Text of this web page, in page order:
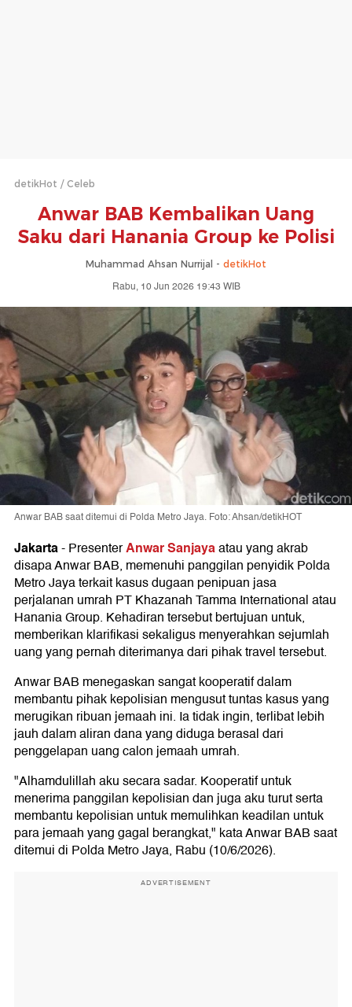
detikHot Celeb
Anwar BAB Kembalikan Uang
Saku dari Hanania Group ke Polisi
Muhammad Ahsan Nurrijal - detikHot
Rabu, 10 Jun 2026 19:43 WIB
Anwar BAB saat ditemui di Polda Metro Jaya. Foto: Ahsan/detikHOT
Jakarta-PresenterAnwar Sanjayaatau yang akrab
disapa Anwar BAB, memenuhi panggilan penyidik Polda
Metro Jaya terkait kasus dugaan penipuan jasa
perjalanan umrah PT Khazanah Tamma International atau
Hanania Group. Kehadiran tersebut bertujuan untuk,
memberikan klarifikasi sekaligus menyerahkan sejumlah
uang yang pernah diterimanya dari pihak travel tersebut.
Anwar BAB menegaskan sangat kooperatif dalam
membantu pihak kepolisian mengusut tuntas kasus yang
merugikan ribuan jemaah ini. Ia tidak ingin, terlibat lebih
jauh dalam aliran dana yang diduga berasal dari
penggelapan uang calon jemaah umrah.
"Alhamdulillah aku secara sadar. Kooperatif untuk
menerima panggilan kepolisian dan juga aku turut serta
membantu kepolisian untuk memulihkan keadilan untuk
para jemaah yang gagal berangkat," kata Anwar BAB saat
ditemui di Polda Metro Jaya, Rabu (10/6/2026).
ADVERTISEMENT